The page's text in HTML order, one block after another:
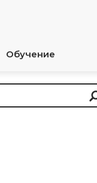
Обучение